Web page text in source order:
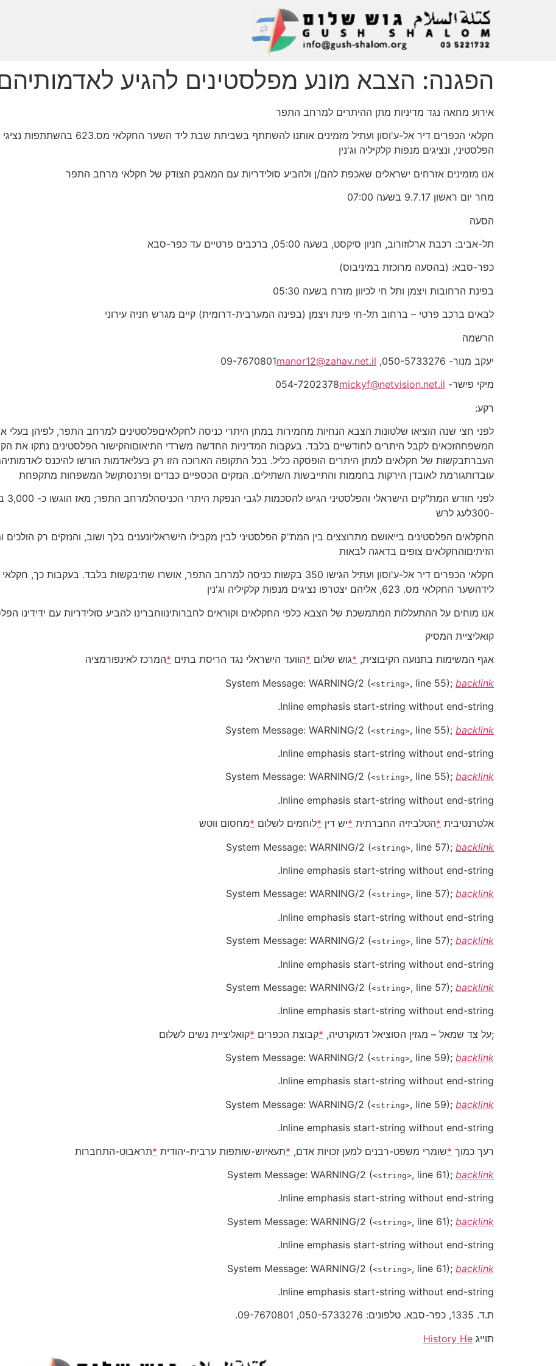
הפגנה: הצבא מונע מפלסטינים להגיע
אירוע מחאה נגד מדיניות מתן ההיתרים למרחב התפר
חקלאי הכפרים דיר אל-ע'וסון ועתיל
הפלסטיני, ונציגים מנפות קלקיליה וג'נין
אנו מזמינים אזרחים ישראלים שאכפת להם/ן ולהביע סולידריות עם המאבק הצודק של חקלאי מרחב התפר
מחר יום ראשון 9.7.17 בשעה 07:00
הסעה
תל-אביב: רכבת ארלוזורוב, חניון סיקסט, בשעה 05:00, ברכבים פרטיים עד כפר-סבא
כפר-סבא: (בהסעה מרוכזת במיניבוס)
בפינת הרחובות ויצמן ותל חי לכיוון מזרח בשעה 05:30
לבאים ברכב פרטי – ברחוב תל-חי פינת ויצמן (בפינה המערבית-דרומית) קיים מגרש חניה עירוני
הרשמה
יעקב מנור- 050-5733276, 09-7670801
manor12@zahav.net.il
מיקי פישר- 054-7202378 mickyf@netvision.net.il
רקע:
לפני חצי שנה הוציאו שלטונות הצבא הנחיות מחמירות במתן היתרי כניסה לחקלאיםפלסטינים למרחב התפר, לפיהן בעלי
המשפחהזכאים לקבל היתרים לחודשיים בלבד. בעקבות המדיניות החדשה משרדי התיאוםוהקישור הפלסטינים נתקו את
העברתבקשות של חקלאים למתן היתרים הופסקה כליל. בכל התקופה הארוכה הזו רק בעליאדמות הורשו להיכנס
עובדותגורמת לאובדן הירקות בחממות והתייבשות השתילים. הנזקים הכספיים כבדים ופרנסתןשל המשפחות מתקפחת
-300לעג לרש
החקלאים הפלסטינים בייאושם מתרוצצים בין המת"ק הפלסטיני לבין מקבילו הישראליונענים בלך ושוב, והנזקים רק
הזיתיםוהחקלאים צופים בדאגה לבאות
לידהשער החקלאי מס. 623, אליהם יצטרפו נציגים מנפות קלקיליה וג'נין
אנו מוחים על ההתעללות המתמשכת של הצבא כלפי החקלאים וקוראים לחברותינווחברינו להביע סולידריות עם ידידינו
קואליציית המסיק
אגף המשימות בתנועה הקיבוצית, *גוש שלום *הוועד הישראלי נגד הריסת בתים *המרכז לאינפורמציה
System Message: WARNING/2 (<string>, line 55); backlink
Inline emphasis start-string without end-string.
System Message: WARNING/2 (<string>, line 55); backlink
Inline emphasis start-string without end-string.
System Message: WARNING/2 (<string>, line 55); backlink
Inline emphasis start-string without end-string.
אלטרנטיבית *הטלביזיה החברתית *יש דין *לוחמים לשלום *מחסום ווטש
System Message: WARNING/2 (<string>, line 57); backlink
Inline emphasis start-string without end-string.
System Message: WARNING/2 (<string>, line 57); backlink
Inline emphasis start-string without end-string.
System Message: WARNING/2 (<string>, line 57); backlink
Inline emphasis start-string without end-string.
System Message: WARNING/2 (<string>, line 57); backlink
Inline emphasis start-string without end-string.
;על צד שמאל – מגזין הסוציאל דמוקרטיה, *קבוצת הכפרים *קואליציית נשים לשלום
System Message: WARNING/2 (<string>, line 59); backlink
Inline emphasis start-string without end-string.
System Message: WARNING/2 (<string>, line 59); backlink
Inline emphasis start-string without end-string.
רעך כמוך *שומרי משפט-רבנים למען זכויות אדם, *תעאיוש-שותפות ערבית-יהודית *תראבוט-התחברות
System Message: WARNING/2 (<string>, line 61); backlink
Inline emphasis start-string without end-string.
System Message: WARNING/2 (<string>, line 61); backlink
Inline emphasis start-string without end-string.
System Message: WARNING/2 (<string>, line 61); backlink
Inline emphasis start-string without end-string.
ת.ד. 1335, כפר-סבא. טלפונים: 050-5733276, 09-7670801.
תוייג History He